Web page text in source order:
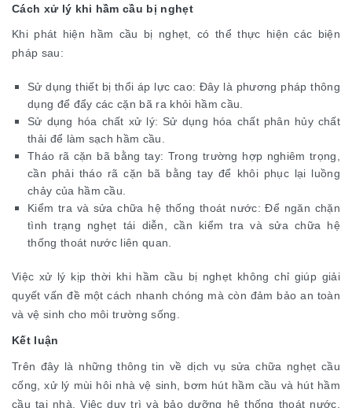
Cách xử lý khi hầm cầu bị nghẹt
Khi phát hiện hầm cầu bị nghẹt, có thể thực hiện các biện
pháp sau:
Sử dụng thiết bị thổi áp lực cao: Đây là phương pháp thông
dụng để đẩy các cặn bã ra khỏi hầm cầu.
Sử dụng hóa chất xử lý: Sử dụng hóa chất phân hủy chất
thải để làm sạch hầm cầu.
Tháo rã cặn bã bằng tay: Trong trường hợp nghiêm trọng,
cần phải tháo rã cặn bã bằng tay để khôi phục lại luồng
chảy của hầm cầu.
Kiểm tra và sửa chữa hệ thống thoát nước: Để ngăn chặn
tình trạng nghẹt tái diễn, cần kiểm tra và sửa chữa hệ
thống thoát nước liên quan.
Việc xử lý kịp thời khi hầm cầu bị nghẹt không chỉ giúp giải
quyết vấn đề một cách nhanh chóng mà còn đảm bảo an toàn
và vệ sinh cho môi trường sống.
Kết luận
Trên đây là những thông tin về dịch vụ sửa chữa nghẹt cầu
cống, xử lý mùi hôi nhà vệ sinh, bơm hút hầm cầu và hút hầm
cầu tại nhà. Việc duy trì và bảo dưỡng hệ thống thoát nước,